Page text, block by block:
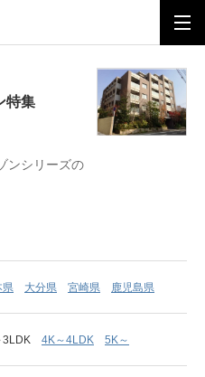
マンション特集
特集
ンシリーズの
県 大分県 宮崎県 鹿児島県
3LDK 4K～4LDK 5K～